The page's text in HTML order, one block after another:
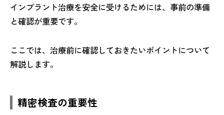
インプラント治療を安全に受けるためには、事前の準備
と確認が重要です。
ここでは、治療前に確認しておきたいポイントについて
解説します。
精密検査の重要性